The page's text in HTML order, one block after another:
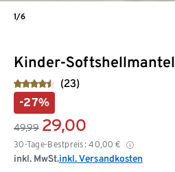
Kinder-Softshellmantel
(23)
-27%
49,99 29,00
30-Tage-Bestpreis: 40,00 €
inkl. MwSt.inkl. Versandkosten
1/6